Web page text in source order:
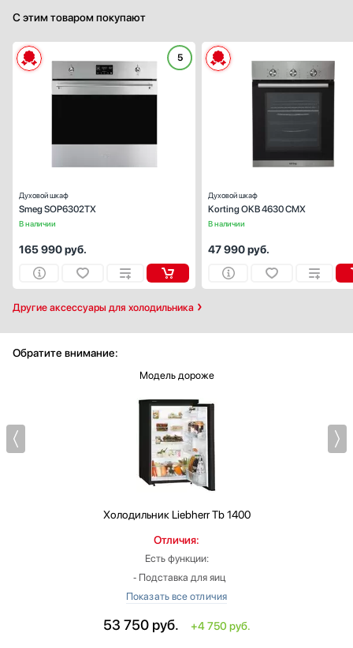
С этим товаром покупают
Другие аксессуары для холодильника
5
В наличии
Духовой шкаф
Smeg SOP6302TX
Способ подключения:
165 990руб.
В наличии
Духовой шкаф
Korting OKB 4630 CMX
47 990руб.
Обратите внимание:
Модель дороже
ХолодильникLiebherr Tb 1400
Отличия:
Есть функции:
‐ Подставка для яиц
Размораживание холодильной камеры: автоматическое
Размеры упаковки (ВхШхГ): 91.1х51.7х71.1 см
53 750 руб. +4 750 руб.